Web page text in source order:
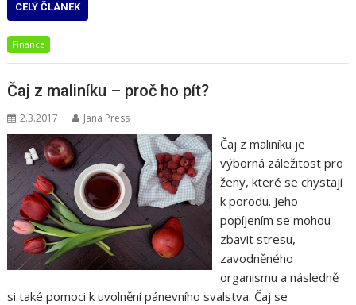
CELÝ ČLÁNEK
Finance
Čaj z maliníku – proč ho pít?
2.3.2017 Jana Press
Čaj z maliníku je
výborná záležitost pro
ženy, které se chystají
k porodu. Jeho
popíjením se mohou
zbavit stresu,
zavodněného
organismu a následně
si také pomoci k uvolnění pánevního svalstva. Čaj se